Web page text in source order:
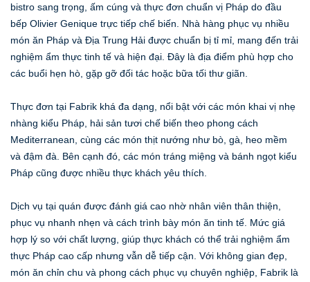
bistro sang trọng, ấm cúng và thực đơn chuẩn vị Pháp do đầu
bếp Olivier Genique trực tiếp chế biến. Nhà hàng phục vụ nhiều
món ăn Pháp và Địa Trung Hải được chuẩn bị tỉ mỉ, mang đến trải
nghiệm ẩm thực tinh tế và hiện đại. Đây là địa điểm phù hợp cho
các buổi hẹn hò, gặp gỡ đối tác hoặc bữa tối thư giãn.
Thực đơn tại Fabrik khá đa dạng, nổi bật với các món khai vị nhẹ
nhàng kiểu Pháp, hải sản tươi chế biến theo phong cách
Mediterranean, cùng các món thịt nướng như bò, gà, heo mềm
và đậm đà. Bên cạnh đó, các món tráng miệng và bánh ngọt kiểu
Pháp cũng được nhiều thực khách yêu thích.
Dịch vụ tại quán được đánh giá cao nhờ nhân viên thân thiện,
phục vụ nhanh nhẹn và cách trình bày món ăn tinh tế. Mức giá
hợp lý so với chất lượng, giúp thực khách có thể trải nghiệm ẩm
thực Pháp cao cấp nhưng vẫn dễ tiếp cận. Với không gian đẹp,
món ăn chỉn chu và phong cách phục vụ chuyên nghiệp, Fabrik là